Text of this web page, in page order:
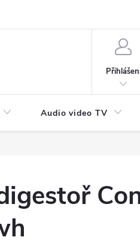
Audio video TV